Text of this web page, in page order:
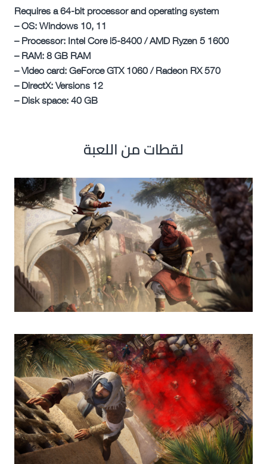
Requires a 64-bit processor and operating system
– OS: Windows 10, 11
– Processor: Intel Core i5-8400 / AMD Ryzen 5 1600
– RAM: 8 GB RAM
– Video card: GeForce GTX 1060 / Radeon RX 570
– DirectX: Versions 12
– Disk space: 40 GB
لقطات من اللعبة